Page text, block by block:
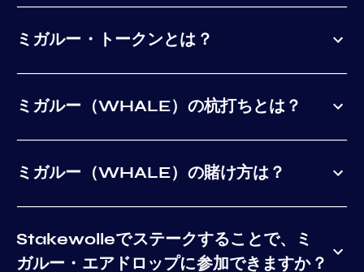
ミガルー・トークンとは？
ミガルー（WHALE）の杭打ちとは？
ミガルー（WHALE）の賭け方は？
Stakewolleでステークすることで、ミ
ガルー・エアドロップに参加できますか？